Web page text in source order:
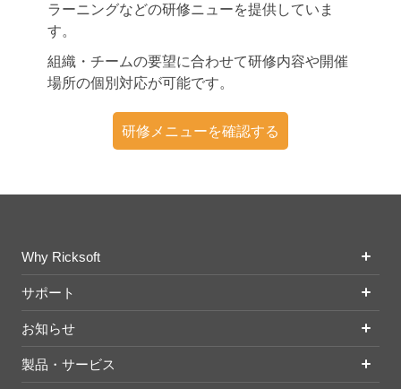
ラーニングなどの研修ニューを提供していま
す。
組織・チームの要望に合わせて研修内容や開催
場所の個別対応が可能です。
研修メニューを確認する
Why Ricksoft
サポート
お知らせ
製品・サービス